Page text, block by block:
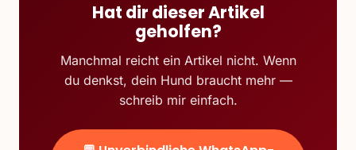
Hat dir dieser Artikel
geholfen?
Manchmal reicht ein Artikel nicht. Wenn
du denkst, dein Hund braucht mehr —
schreib mir einfach.